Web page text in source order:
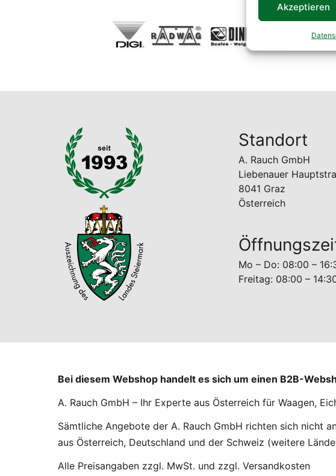
Akzeptieren
Standort
A. Rauch GmbH
Liebenauer
8041 Graz
Österreich
Mo – Do: 08:00 –
Freitag: 08:00 –
Bei diesem Webshop handelt es sich um einen B2B-
A. Rauch GmbH – Ihr Experte aus Österreich für Waagen,
Sämtliche Angebote der A. Rauch GmbH richten sich nicht
aus Österreich, Deutschland und der Schweiz (weitere
Alle Preisangaben zzgl. MwSt. und zzgl. Versandkosten